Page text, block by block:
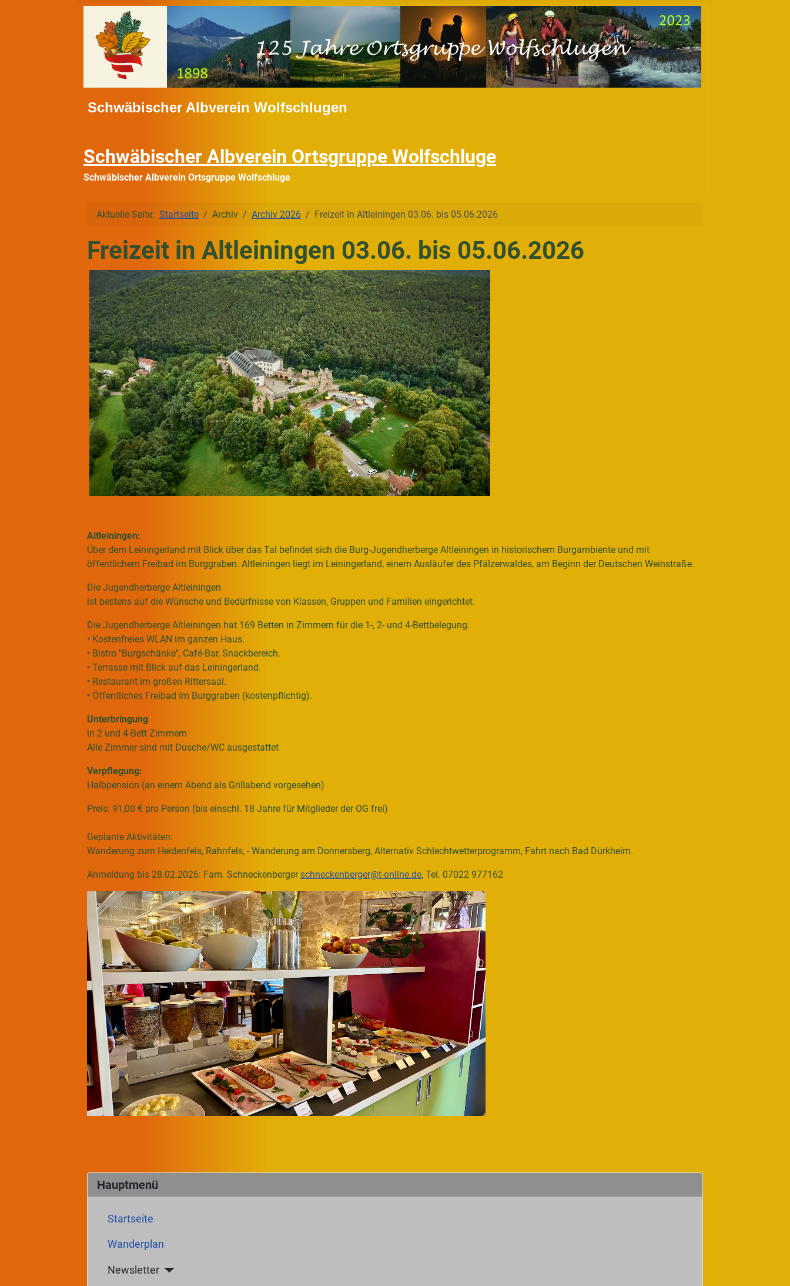
Schwäbischer Albverein Wolfschlugen
Schwäbischer Albverein Ortsgruppe Wolfschluge
Schwäbischer Albverein Ortsgruppe Wolfschluge
Hauptmenü
Startseite
Wanderplan
Newsletter
Aktuelle Seite: Startseite Archiv Archiv 2026 Freizeit in Altleiningen 03.06. bis 05.06.2026
Freizeit in Altleiningen 03.06. bis 05.06.2026
Altleiningen:
Über dem Leiningerland mit Blick über das Tal befindet sich die Burg-Jugendherberge Altleiningen in historischem Burgambiente und mit
öffentlichem Freibad im Burggraben. Altleiningen liegt im Leiningerland, einem Ausläufer des Pfälzerwaldes, am Beginn der Deutschen Weinstraße.
Die Jugendherberge Altleiningen
ist bestens auf die Wünsche und Bedürfnisse von Klassen, Gruppen und Familien eingerichtet.
Die Jugendherberge Altleiningen hat 169 Betten in Zimmern für die 1-, 2- und 4-Bettbelegung.
• Kostenfreies WLAN im ganzen Haus.
• Bistro "Burgschänke", Café-Bar, Snackbereich.
• Terrasse mit Blick auf das Leiningerland.
• Restaurant im großen Rittersaal.
• Öffentliches Freibad im Burggraben (kostenpflichtig).
Unterbringung
in 2 und 4-Bett Zimmern
Alle Zimmer sind mit Dusche/WC ausgestattet
Verpflegung:
Halbpension (an einem Abend als Grillabend vorgesehen)
Preis: 91,00 € pro Person (bis einschl. 18 Jahre für Mitglieder der OG frei)
Geplante Aktivitäten:
Wanderung zum Heidenfels, Rahnfels, - Wanderung am Donnersberg, Alternativ Schlechtwetterprogramm, Fahrt nach Bad Dürkheim.
Anmeldung bis 28.02.2026: Fam. Schneckenbergerschneckenberger@t-online.de, Tel. 07022 977162